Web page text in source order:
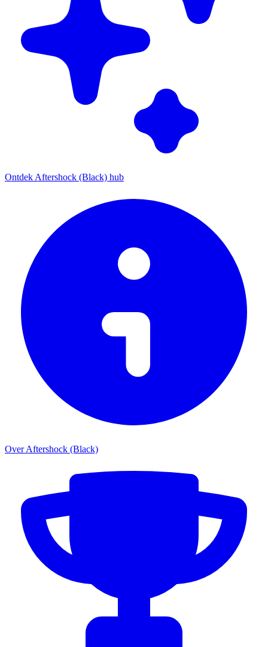
Ontdek Aftershock (Black) hub
Over Aftershock (Black)